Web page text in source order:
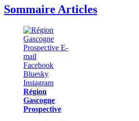
Sommaire Articles
Région
Gascogne
Prospective